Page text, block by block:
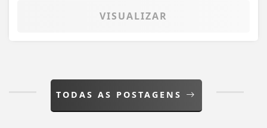
VISUALIZAR
TODAS AS POSTAGENS